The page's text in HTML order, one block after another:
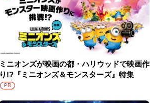
ミニオンズが映画の都・ハリウッドで映画作
り!?『ミニオンズ＆モンスターズ』特集
PR